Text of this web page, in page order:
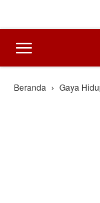
Beranda Gaya